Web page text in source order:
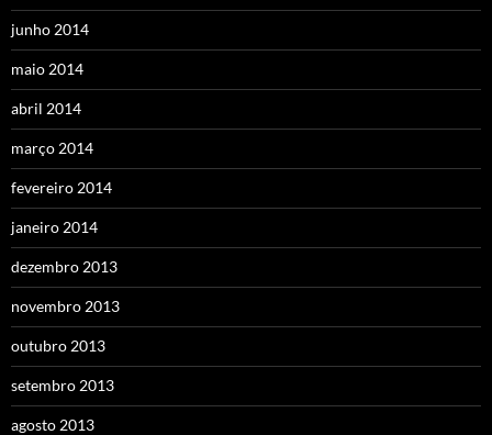
junho 2014
maio 2014
abril 2014
março 2014
fevereiro 2014
janeiro 2014
dezembro 2013
novembro 2013
outubro 2013
setembro 2013
agosto 2013